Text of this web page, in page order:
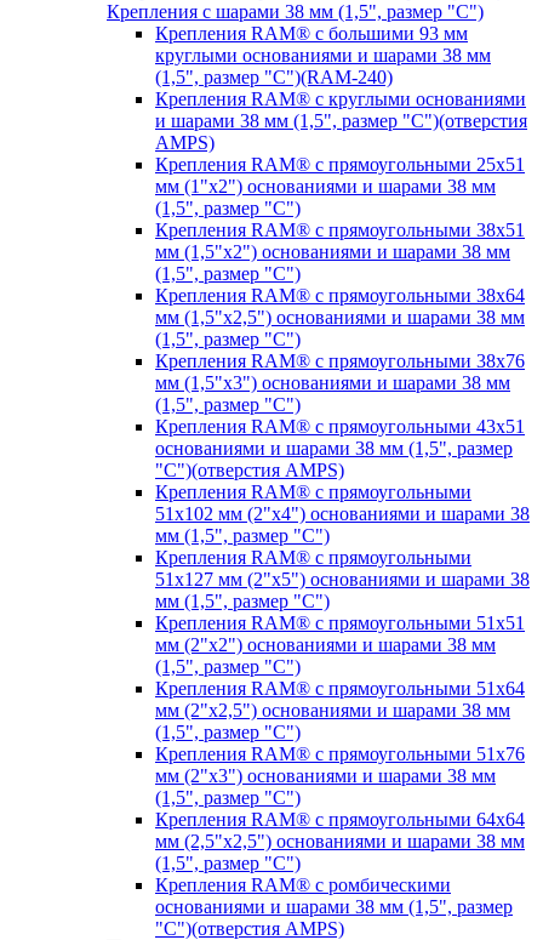
Крепления с шарами 38 мм (1,5", размер "C")
Крепления RAM® с большими 93 мм
круглыми основаниями и шарами 38 мм
(1,5", размер "C")(RAM-240)
Крепления RAM® с круглыми основаниями
и шарами 38 мм (1,5", размер "C")(отверстия
AMPS)
Крепления RAM® с прямоугольными 25х51
мм (1"х2") основаниями и шарами 38 мм
(1,5", размер "C")
Крепления RAM® с прямоугольными 38х51
мм (1,5"х2") основаниями и шарами 38 мм
(1,5", размер "C")
Крепления RAM® с прямоугольными 38х64
мм (1,5"х2,5") основаниями и шарами 38 мм
(1,5", размер "C")
Крепления RAM® с прямоугольными 38х76
мм (1,5"х3") основаниями и шарами 38 мм
(1,5", размер "C")
Крепления RAM® с прямоугольными 43х51
основаниями и шарами 38 мм (1,5", размер
"C")(отверстия AMPS)
Крепления RAM® с прямоугольными
51х102 мм (2"х4") основаниями и шарами 38
мм (1,5", размер "C")
Крепления RAM® с прямоугольными
51х127 мм (2"х5") основаниями и шарами 38
мм (1,5", размер "C")
Крепления RAM® с прямоугольными 51х51
мм (2"х2") основаниями и шарами 38 мм
(1,5", размер "C")
Крепления RAM® с прямоугольными 51х64
мм (2"х2,5") основаниями и шарами 38 мм
(1,5", размер "C")
Крепления RAM® с прямоугольными 51х76
мм (2"х3") основаниями и шарами 38 мм
(1,5", размер "C")
Крепления RAM® с прямоугольными 64х64
мм (2,5"х2,5") основаниями и шарами 38 мм
(1,5", размер "C")
Крепления RAM® с ромбическими
основаниями и шарами 38 мм (1,5", размер
"C")(отверстия AMPS)